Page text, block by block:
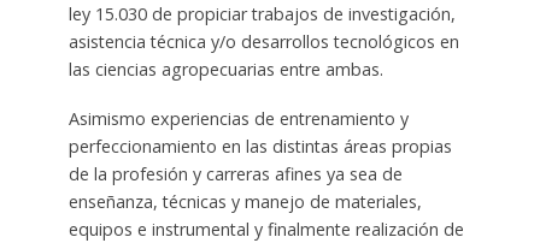
ley 15.030 de propiciar trabajos de investigación,
asistencia técnica y/o desarrollos tecnológicos en
las ciencias agropecuarias entre ambas.
Asimismo experiencias de entrenamiento y
perfeccionamiento en las distintas áreas propias
de la profesión y carreras afines ya sea de
enseñanza, técnicas y manejo de materiales,
equipos e instrumental y finalmente realización de